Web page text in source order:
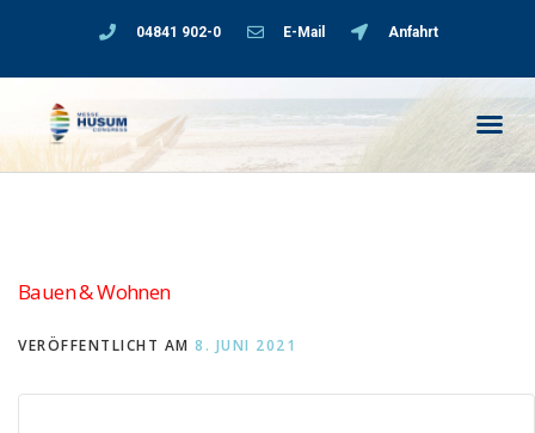
04841 902-0 E-Mail Anfahrt
Bauen & Wohnen
VERÖFFENTLICHT AM 8. JUNI 2021